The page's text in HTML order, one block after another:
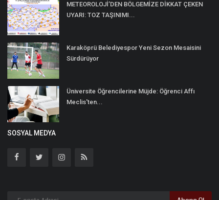
METEOROLOJİ’DEN BÖLGEMİZE DİKKAT ÇEKEN
UYARI: TOZ TAŞINIMI...
Karaköprü Belediyespor Yeni Sezon Mesaisini
Sürdürüyor
Üniversite Öğrencilerine Müjde: Öğrenci Affı
Meclis'ten...
SOSYAL MEDYA